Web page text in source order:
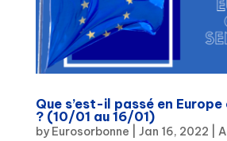
Que s’est-il passé en
? (10/01 au 16/01)
by Eurosorbonne Jan 16, 2022